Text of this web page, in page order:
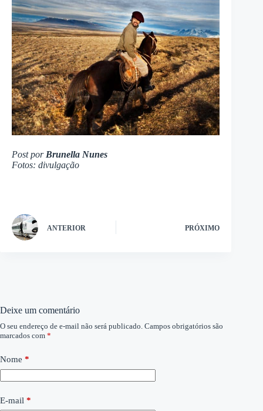
Post por Brunella Nunes
Fotos: divulgação
ANTERIOR PRÓXIMO
Deixe um comentário
O seu endereço de e-mail não será publicado. Campos obrigatórios são
marcados com *
Nome *
E-mail *